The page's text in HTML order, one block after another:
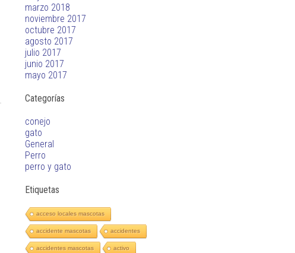
marzo 2018
noviembre 2017
octubre 2017
agosto 2017
julio 2017
junio 2017
mayo 2017
Categorías
conejo
gato
General
Perro
perro y gato
Etiquetas
acceso locales mascotas
accidente mascotas accidentes
accidentes mascotas activo